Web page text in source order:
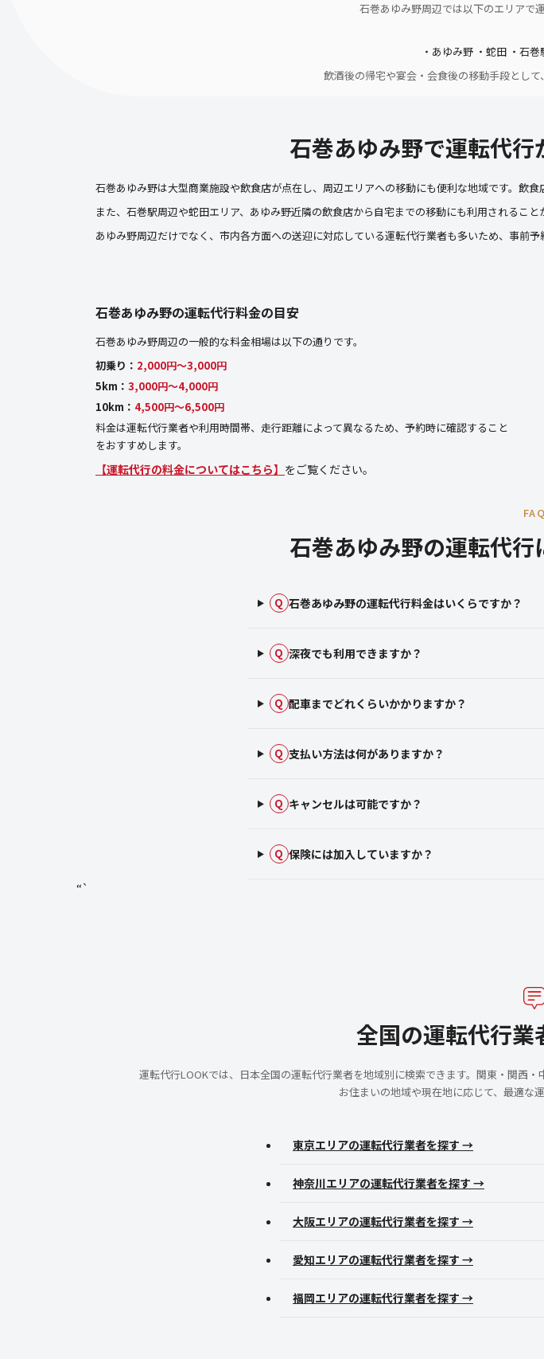
石巻あゆみ野周辺では以下のエリアで
・あゆみ野 ・蛇田 ・石
飲酒後の帰宅や宴会・会食後の移動手段として
石巻あゆみ野で運転代
石巻あゆみ野は大型商業施設や飲食店が点在し、周辺エリアへの移動にも便利な地域です。飲
また、石巻駅周辺や蛇田エリア、あゆみ野近隣の飲食店から自宅までの移動にも利用されること
あゆみ野周辺だけでなく、市内各方面への送迎に対応している運転代行業者も多いため、事前予
石巻あゆみ野の運転代行料金の目安
石巻あゆみ野周辺の一般的な料金相場は以下の通りです。
初乗り： 2,000円〜3,000円
5km： 3,000円〜4,000円
10km： 4,500円〜6,500円
料金は運転代行業者や利用時間帯、走行距離によって異なるため、予約時に確認すること
をおすすめします。
【運転代行の料金についてはこちら】 をご覧ください。
FAQ
石巻あゆみ野の運転代
Q 石巻あゆみ野の運転代行料金はいくらですか？
Q 深夜でも利用できますか？
Q 配車までどれくらいかかりますか？
Q 支払い方法は何がありますか？
Q キャンセルは可能ですか？
Q 保険には加入していますか？
“`
全国の運転代行
運転代行LOOKでは、日本全国の運転代行業者を地域別に検索できます。関東・関西
お住まいの地域や現在地に応じて、最適な
東京エリアの運転代行業者を探す →
神奈川エリアの運転代行業者を探す →
大阪エリアの運転代行業者を探す →
愛知エリアの運転代行業者を探す →
福岡エリアの運転代行業者を探す →